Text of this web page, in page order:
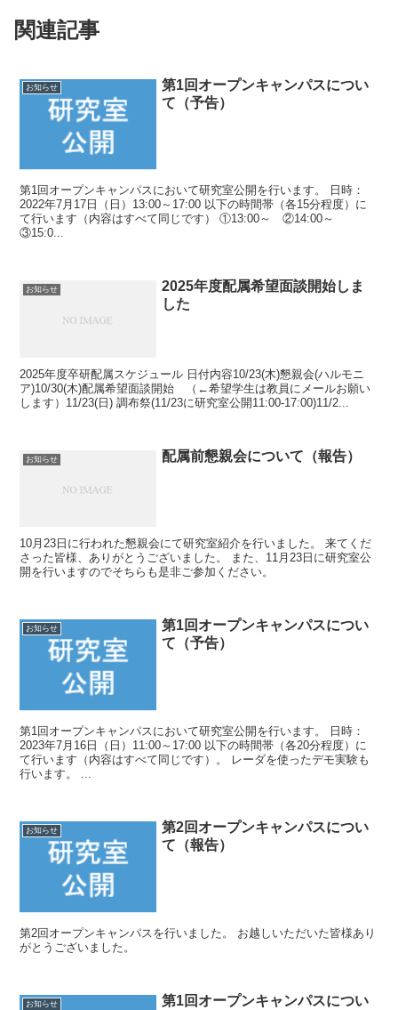
関連記事
お知らせ
第1回オープンキャンパスについ
て（予告）
第1回オープンキャンパスにおいて研究室公開を行います。 日時：
2022年7月17日（日）13:00～17:00 以下の時間帯（各15分程度）に
て行います（内容はすべて同じです） ①13:00～ ②14:00～
③15:0...
お知らせ
2025年度配属希望面談開始しま
した
2025年度卒研配属スケジュール 日付内容10/23(木)懇親会(ハルモニ
ア)10/30(木)配属希望面談開始 （←希望学生は教員にメールお願い
します）11/23(日) 調布祭(11/23に研究室公開11:00-17:00)11/2...
お知らせ 配属前懇親会について（報告）
10月23日に行われた懇親会にて研究室紹介を行いました。 来てくだ
さった皆様、ありがとうございました。 また、11月23日に研究室公
開を行いますのでそちらも是非ご参加ください。
お知らせ
第1回オープンキャンパスについ
て（予告）
第1回オープンキャンパスにおいて研究室公開を行います。 日時：
2023年7月16日（日）11:00～17:00 以下の時間帯（各20分程度）に
て行います（内容はすべて同じです）。 レーダを使ったデモ実験も
行います。 ...
お知らせ
第2回オープンキャンパスについ
て（報告）
第2回オープンキャンパスを行いました。 お越しいただいた皆様あり
がとうございました。
お知らせ
第1回オープンキャンパスについ